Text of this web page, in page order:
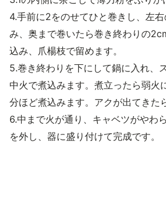
4.手前に2をのせてひと巻きし、左
み、奥まで巻いたら巻き終わりの
込み、爪楊枝で留めます。
5.巻き終わりを下にして鍋に入れ、
中火で煮込みます。煮立ったら弱火
分ほど煮込みます。アクが出てきた
6.中まで火が通り、キャベツがやわ
を外し、器に盛り付けて完成です。